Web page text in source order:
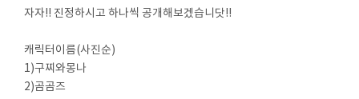
자자!! 진정하시고 하나씩 공개해보겠습니닷!!
캐릭터이름(사진순)
1)구찌와몽나
2)곰곰즈